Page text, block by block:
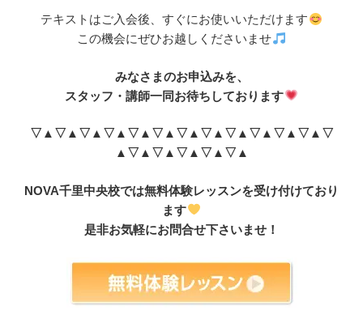
テキストはご入会後、すぐにお使いいただけます
この機会にぜひお越しくださいませ
みなさまのお申込みを、
スタッフ・講師一同お待ちしております
▽▲▽▲▽▲▽▲▽▲▽▲▽▲▽▲▽▲▽▲ ▽▲▽▲▽
▲▽▲▽▲▽▲▽▲▽▲
NOVA千里中央校では無料体験レッスンを受け付けており
ます
是非お気軽にお問合せ下さいませ！